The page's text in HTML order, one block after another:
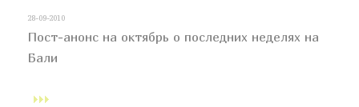
28-09-2010
Пост-анонс на октябрь о последних неделях на
Бали